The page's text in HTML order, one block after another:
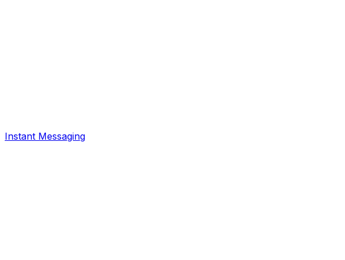
Instant Messaging